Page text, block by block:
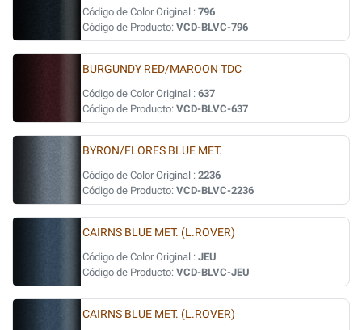
Código de Color Original : 796
Código de Producto: VCD-BLVC-796
BURGUNDY RED/MAROON TDC
Código de Color Original : 637
Código de Producto: VCD-BLVC-637
BYRON/FLORES BLUE MET.
Código de Color Original : 2236
Código de Producto: VCD-BLVC-2236
CAIRNS BLUE MET. (L.ROVER)
Código de Color Original : JEU
Código de Producto: VCD-BLVC-JEU
CAIRNS BLUE MET. (L.ROVER)